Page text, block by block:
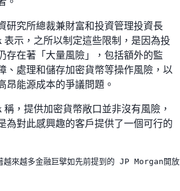
研究所總裁兼財富和投資管理投資長
表示，之所以制定這些限制，是因為投
存在著「大量風險」，包括額外的監
、處理和儲存加密貨幣等操作風險，以
昂能源成本的爭議問題。
稱，提供加密貨幣敞口並非沒有風險，
為對此感興趣的客戶提供了一個可行的
越來越多金融巨擘如先前提到的 JP Morgan開